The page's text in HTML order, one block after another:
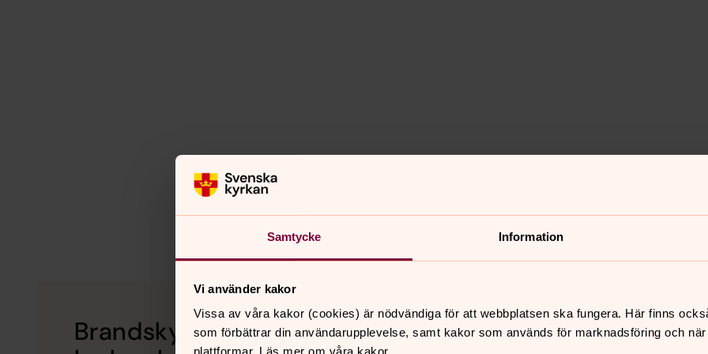
Samtycke Information
Vi använder kakor
Vissa av våra kakor (cookies) är nödvändiga för att webbplatsen ska fungera. Här finns
som förbättrar din användarupplevelse, samt kakor som används för marknadsföring och
Brandskyddsmyndighetens maxantal i